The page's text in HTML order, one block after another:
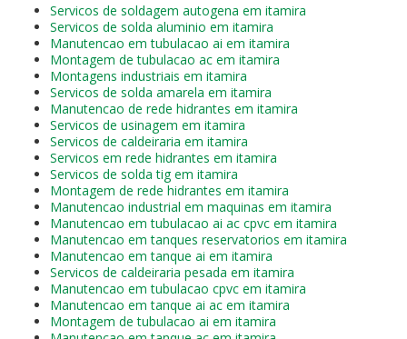
Servicos de soldagem autogena em itamira
Servicos de solda aluminio em itamira
Manutencao em tubulacao ai em itamira
Montagem de tubulacao ac em itamira
Montagens industriais em itamira
Servicos de solda amarela em itamira
Manutencao de rede hidrantes em itamira
Servicos de usinagem em itamira
Servicos de caldeiraria em itamira
Servicos em rede hidrantes em itamira
Servicos de solda tig em itamira
Montagem de rede hidrantes em itamira
Manutencao industrial em maquinas em itamira
Manutencao em tubulacao ai ac cpvc em itamira
Manutencao em tanques reservatorios em itamira
Manutencao em tanque ai em itamira
Servicos de caldeiraria pesada em itamira
Manutencao em tubulacao cpvc em itamira
Manutencao em tanque ai ac em itamira
Montagem de tubulacao ai em itamira